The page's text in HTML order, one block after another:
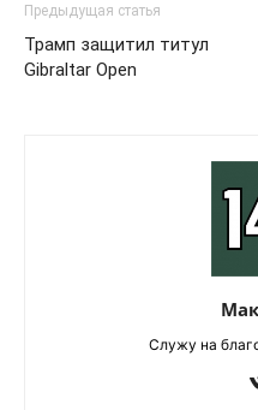
Предыдущая статья
Трамп защитил титул
Gibraltar Open
Служу на